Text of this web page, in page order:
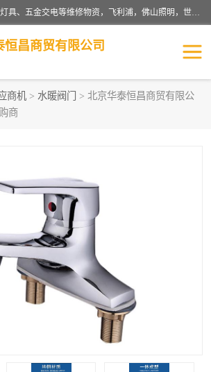
专业配送水暖器材、光源灯具、五金交电等维修物资，飞利浦，佛山照明，世达，博世，九牧，特陶等各产品涉及国内外知名品牌。公司专注与物业、学校、酒店、工厂等单位合作，提供一站式配送服务，降低客户综合成本。依托电子商务改变传统模式，以专业的团队为客户提供24H物资配送到达，货到月结、统一开票，便捷退换等服务，提高了企业的运营效率。
恒昌商贸有限公司
商机 > 水暖阀门
> 北京华泰恒昌商贸有限公
商